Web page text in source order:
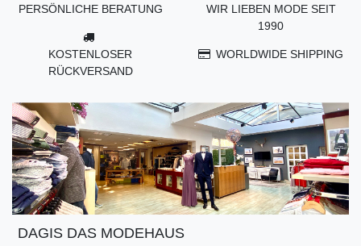
PERSÖNLICHE BERATUNG
KOSTENLOSER
RÜCKVERSAND
WIR LIEBEN MODE SEIT
1990
WORLDWIDE SHIPPING
DAGIS DAS MODEHAUS